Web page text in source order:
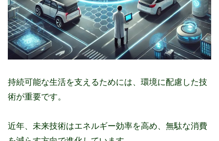
持続可能な生活を支えるためには、環境に配慮した技
術が重要です。
近年、未来技術はエネルギー効率を高め、無駄な消費